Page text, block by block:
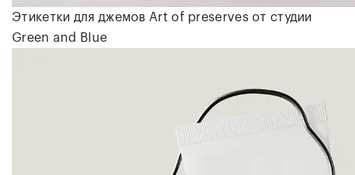
Этикетки для джемов Art of preserves от студии
Green and Blue